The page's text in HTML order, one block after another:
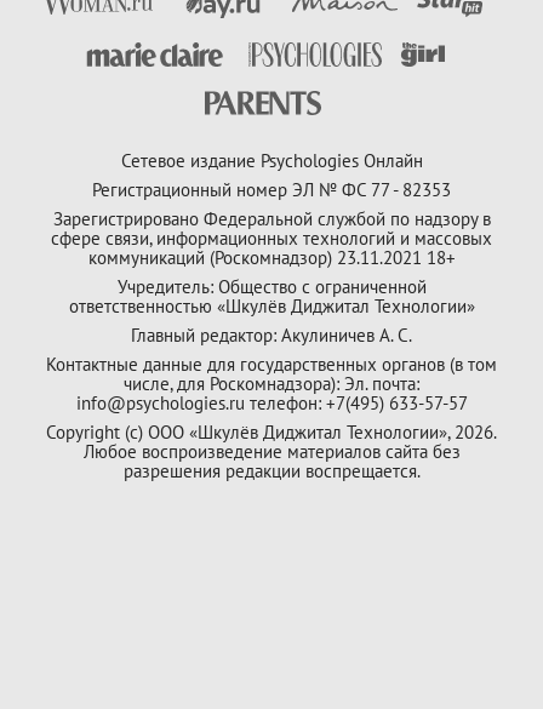
Сетевое издание Psychologies Онлайн
Регистрационный номер ЭЛ № ФС 77 - 82353
Зарегистрировано Федеральной службой по надзору в
сфере связи, информационных технологий и массовых
коммуникаций (Роскомнадзор) 23.11.2021 18+
Учредитель: Общество с ограниченной
ответственностью «Шкулёв Диджитал Технологии»
Главный редактор: Акулиничев А. С.
Контактные данные для государственных органов (в том
числе, для Роскомнадзора): Эл. почта:
info@psychologies.ru телефон: +7(495) 633-57-57
Copyright (с) ООО «Шкулёв Диджитал Технологии», 2026.
Любое воспроизведение материалов сайта без
разрешения редакции воспрещается.